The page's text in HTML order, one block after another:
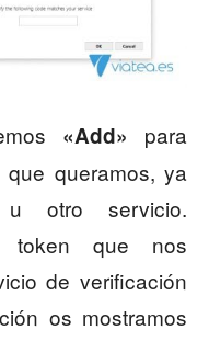
«Add» para
queramos, ya
u otro servicio.
token que nos
de verificación
os mostramos